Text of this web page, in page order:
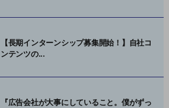
【長期インターンシップ募集開始！】自社コ
ンテンツの...
『広告会社が大事にしていること。僕がずっ